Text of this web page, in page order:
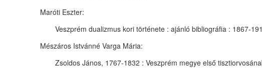
Maróti Eszter:
Veszprém dualizmus kori története : ajánló bibliográfia : 1867-
Mészáros Istvánné Varga Mária:
Zsoldos János, 1767-1832 : Veszprém megye első